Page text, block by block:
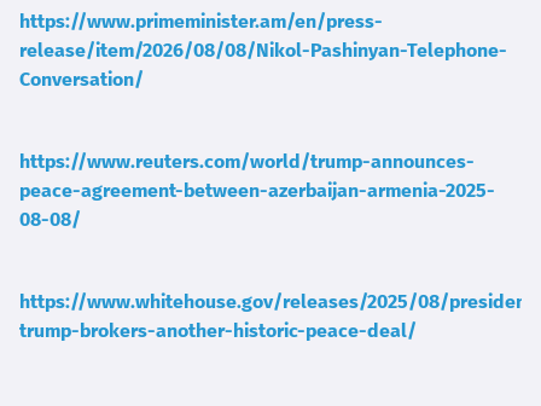
https://www.primeminister.am/en/press-
release/item/2026/08/08/Nikol-Pashinyan-Telephone-
Conversation/
https://www.reuters.com/world/trump-announces-
peace-agreement-between-azerbaijan-armenia-2025-
08-08/
https://www.whitehouse.gov/releases/2025/08/president-
trump-brokers-another-historic-peace-deal/